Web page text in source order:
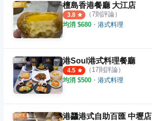
檀島香港餐廳 大江店
3.8 （7則評論）
均消 $680 ・ 港式料理
港Soul港式料理餐廳
4.5 （ 17則評論）
均消 $500 ・ 港式料理
港龘港式自助百匯 中壢店